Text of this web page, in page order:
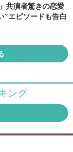
共演者驚きの恋愛
”エピソードも告白